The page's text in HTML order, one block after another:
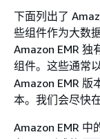
下面列出了
些组件作为大数
Amazon EMR 独
组件。这些通常
Amazon EMR 版
本。我们会尽快
Amazon EMR 中